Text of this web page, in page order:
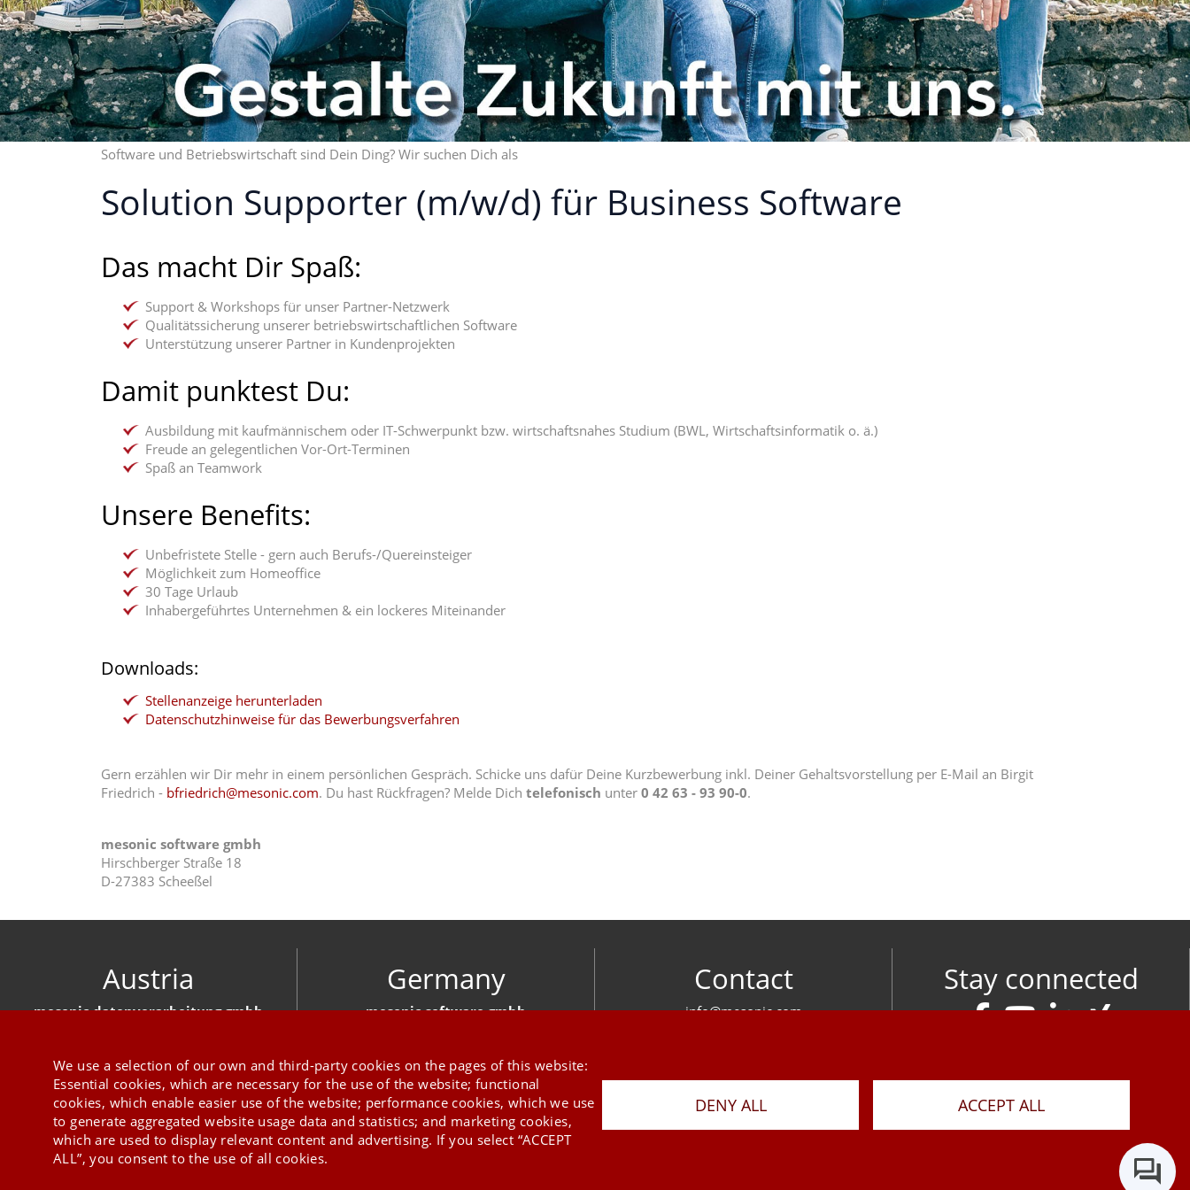
Software und Betriebswirtschaft sind Dein Ding? Wir suchen Dich als
Solution Supporter (m/w/d) für Business Software
Das macht Dir Spaß:
Support & Workshops für unser Partner-Netzwerk
Qualitätssicherung unserer betriebswirtschaftlichen Software
Unterstützung unserer Partner in Kundenprojekten
Damit punktest Du:
Ausbildung mit kaufmännischem oder IT-Schwerpunkt bzw. wirtschaftsnahes Studium (BWL, Wirtschaftsinformatik o. ä.)
Freude an gelegentlichen Vor-Ort-Terminen
Spaß an Teamwork
Unsere Benefits:
Unbefristete Stelle - gern auch Berufs-/Quereinsteiger
Möglichkeit zum Homeoffice
30 Tage Urlaub
Inhabergeführtes Unternehmen & ein lockeres Miteinander
Downloads:
Stellenanzeige herunterladen
Datenschutzhinweise für das Bewerbungsverfahren
Gern erzählen wir Dir mehr in einem persönlichen Gespräch. Schicke uns dafür Deine Kurzbewerbung inkl. Deiner Gehaltsvorstellung per E-Mail an Birgit
Friedrich - bfriedrich@mesonic.com. Du hast Rückfragen? Melde Dich telefonisch unter 0 42 63 - 93 90-0.
mesonic software gmbh
Hirschberger Straße 18
D-27383 Scheeßel
Austria
mesonic datenverarbeitung gmbh
Germany
mesonic software gmbh
Contact
info@mesonic.com
Stay connected
We use a selection of our own and third-party cookies on the pages of this website:
Essential cookies, which are necessary for the use of the website; functional
cookies, which enable easier use of the website; performance cookies, which we use
to generate aggregated website usage data and statistics; and marketing cookies,
which are used to display relevant content and advertising. If you select “ACCEPT
ALL”, you consent to the use of all cookies.
DENY ALL ACCEPT ALL